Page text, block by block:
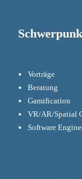
Vorträge
Beratung
Gamification
VR/AR/Spatial
Software